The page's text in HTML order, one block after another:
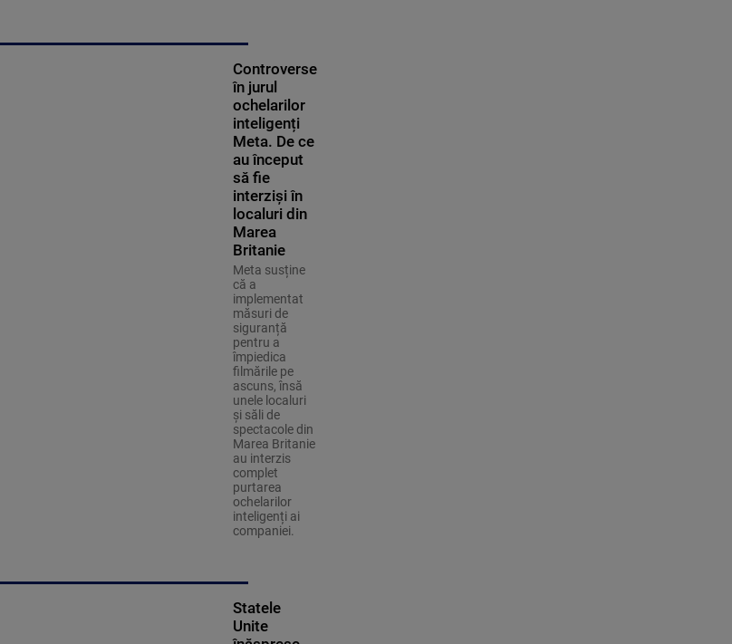
Controverse
în jurul
ochelarilor
inteligenți
Meta. De ce
au început
să fie
interziși în
localuri din
Marea
Britanie
Meta susține
că a
implementat
măsuri de
siguranță
pentru a
împiedica
filmările pe
ascuns, însă
unele localuri
și săli de
spectacole din
Marea Britanie
au interzis
complet
purtarea
ochelarilor
inteligenți ai
companiei.
Statele
Unite